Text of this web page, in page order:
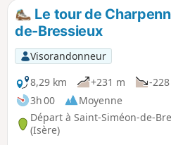
Le tour de
de-Bressieux
Visorandonneur
8,29 km
+231 m
-
3h 00
Moyenne
Départ à Saint-Siméon-de-
(Isère)